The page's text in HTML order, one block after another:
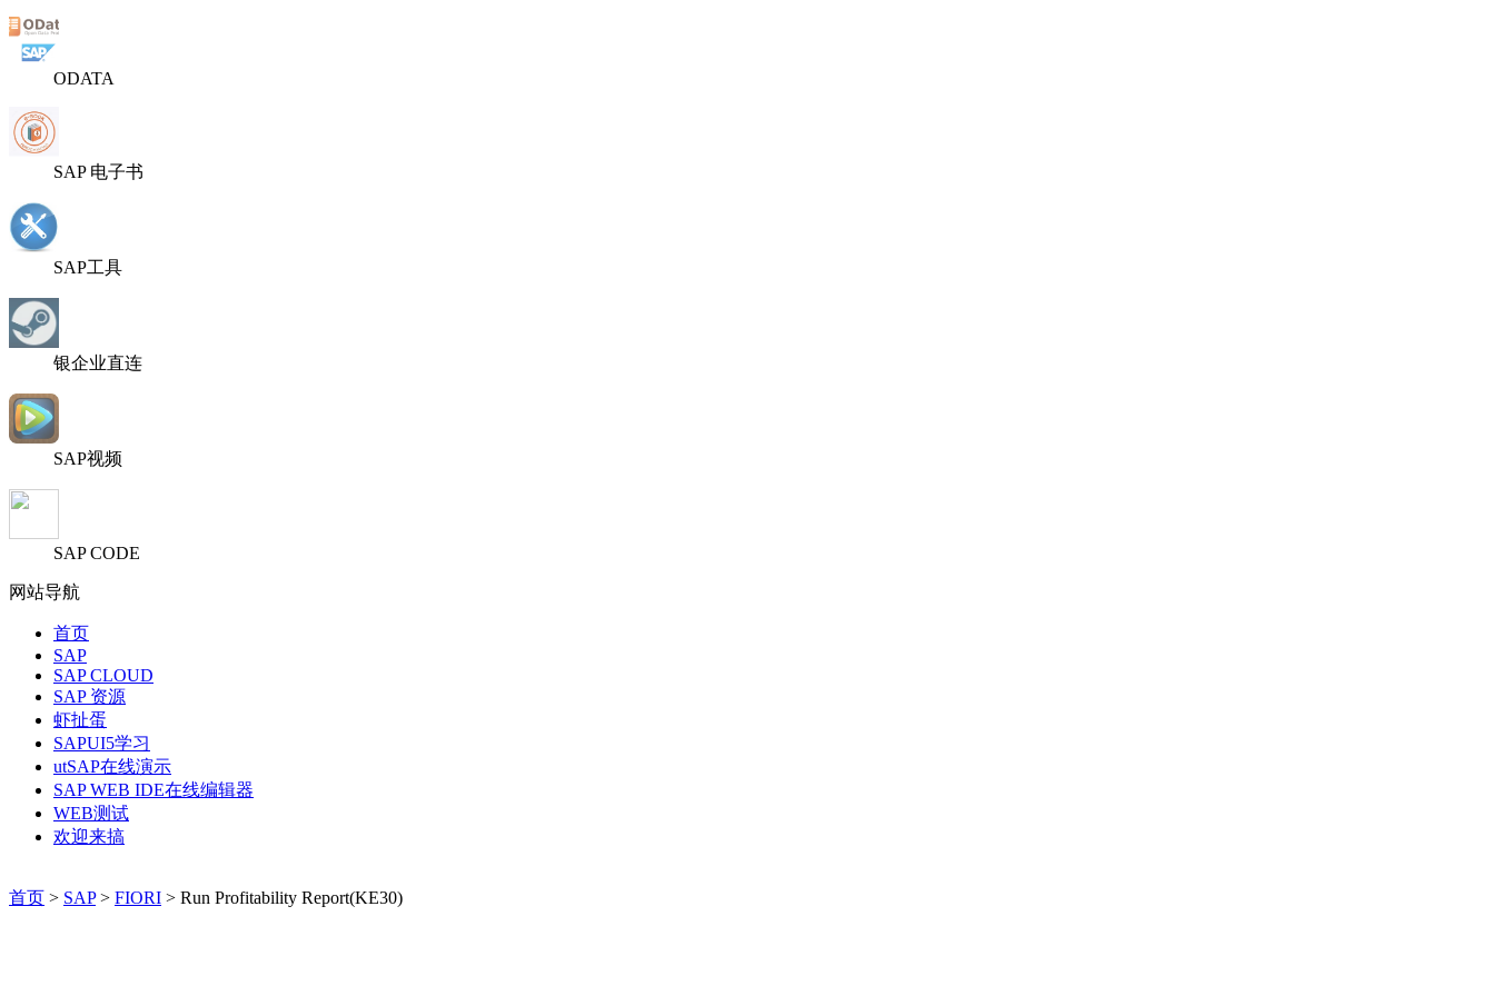
ODATA
SAP 电子书
SAP工具
银企业直连
SAP视频
SAP CODE
网站导航
首页
SAP
SAP CLOUD
SAP 资源
虾扯蛋
SAPUI5学习
utSAP在线演示
SAP WEB IDE在线编辑器
WEB测试
欢迎来搞
首页 > SAP> FIORI > Run Profitability Report(KE30)